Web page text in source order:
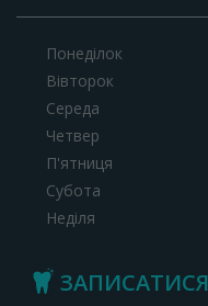
Понеділок
Вівторок
Середа
Четвер
П'ятниця
Субота
Неділя